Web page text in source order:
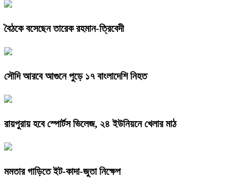
বৈঠকে বসেছেন তারেক রহমান-ত্রিবেদী
সৌদি আরবে আগুনে পুড়ে ১৭ বাংলাদেশি নিহত
রায়পুরায় হবে স্পোর্টস ভিলেজ, ২৪ ইউনিয়নে খেলার মাঠ
মমতার গাড়িতে ইট-কাদা-জুতা নিক্ষেপ